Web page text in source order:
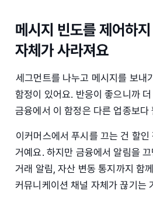
메시지 빈도를 제어하
자체가 사라져요
세그먼트를 나누고 메시지를 보내
함정이 있어요. 반응이 좋으니까
금융에서 이 함정은 다른 업종보다
이커머스에서 푸시를 끄는 건 할
거예요. 하지만 금융에서 알림을
거래 알림, 자산 변동 통지까지 함
커뮤니케이션 채널 자체가 끊기는